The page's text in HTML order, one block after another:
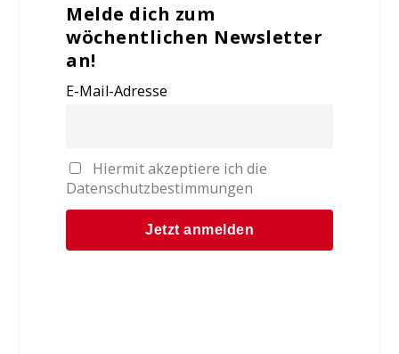
Melde dich zum
wöchentlichen Newsletter
an!
E-Mail-Adresse
Hiermit akzeptiere ich die
Datenschutzbestimmungen